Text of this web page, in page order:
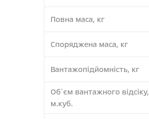
Повна маса, кг
Споряджена маса, кг
Вантажопідйомність, кг
Об`єм вантажного відсіку,
м.куб.